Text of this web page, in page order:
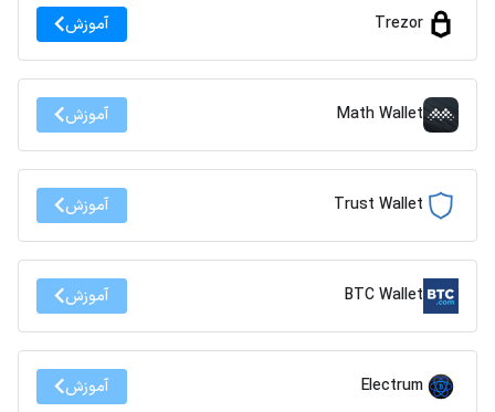
Trezor آموزش
Math Wallet آموزش
Trust Wallet آموزش
BTC Wallet آموزش
Electrum آموزش